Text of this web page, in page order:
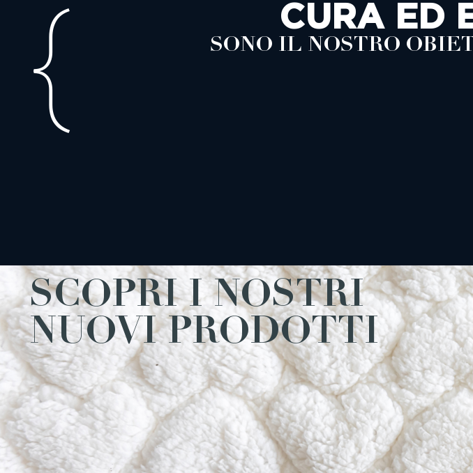
{ CURA ED
SONO IL NOSTRO
SCOPRI I NOSTRI
NUOVI PRODOTTI